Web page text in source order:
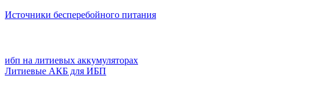
Источники бесперебойного питания
ибп на литиевых аккумуляторах
Литиевые АКБ для ИБП